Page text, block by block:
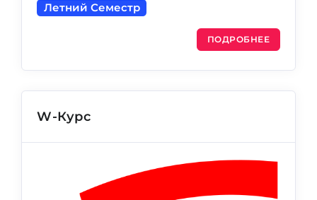
Летний Семестр
ПОДРОБНЕЕ
W-Курс